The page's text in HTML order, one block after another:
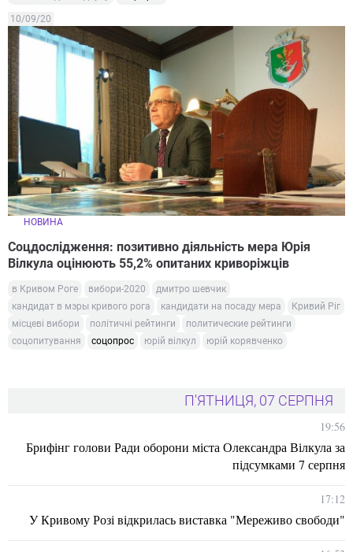
10/09/20
НОВИНА
Соцдослідження: позитивно діяльність мера Юрія
Вілкула оцінюють 55,2% опитаних криворіжців
в Кривом Роге вибори-2020
дмитро шевчик
кандидат в мэры кривого рога
кандидати на посаду мера
Кривий Ріг
місцеві вибори
політичні рейтинги
политические рейтинги
соцопитування
соцопрос юрій вілкул юрій корявченко
П'ЯТНИЦЯ, 07 СЕРПНЯ
19:56
Брифінг голови Ради оборони міста Олександра Вілкула за
підсумками 7 серпня
17:12
У Кривому Розі відкрилась виставка "Мереживо свободи"